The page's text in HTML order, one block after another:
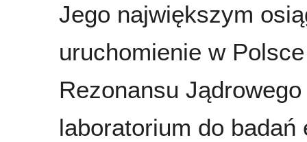
Jego największym
uruchomienie w
Rezonansu
laboratorium do